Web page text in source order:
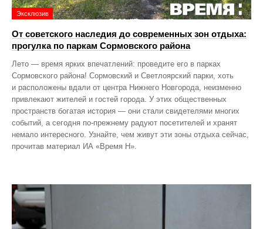
Эксклюзив
От советского наследия до современных зон отдыха:
прогулка по паркам Сормовского района
Лето — время ярких впечатлений: проведите его в парках
Сормовского района! Сормовский и Светлоярский парки, хоть
и расположены вдали от центра Нижнего Новгорода, неизменно
привлекают жителей и гостей города. У этих общественных
пространств богатая история — они стали свидетелями многих
событий, а сегодня по‑прежнему радуют посетителей и хранят
немало интересного. Узнайте, чем живут эти зоны отдыха сейчас,
прочитав материал ИА «Время Н».